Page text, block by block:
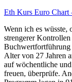
Eth Kurs Euro Chart
Wenn ich es wüsste,
strengerer
Alter von 27 Jahren
auf wöchentliche
freuen, überprüfe.